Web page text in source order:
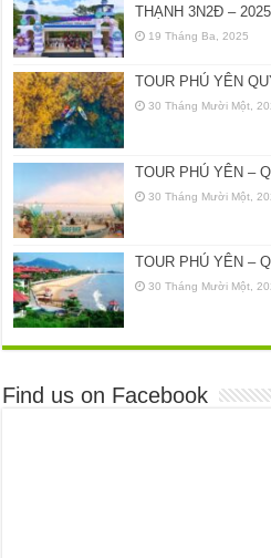
THẠNH 3N2Đ – 2025
19 Tháng Ba, 2025
TOUR PHÚ YÊN
30 Tháng Mười Một,
TOUR PHÚ YÊN –
30 Tháng Mười Một,
TOUR PHÚ YÊN –
30 Tháng Mười Một,
Find us on Facebook